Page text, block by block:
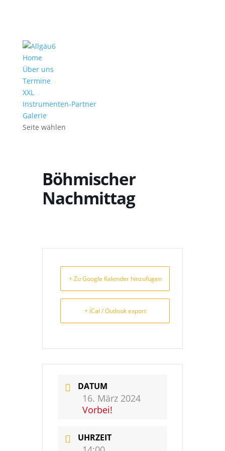
Home
Über uns
Termine
XXL
Instrumenten-Partner
Galerie
Seite wählen
Böhmischer
Nachmittag
+ Zu Google Kalender hinzufügen
+ iCal / Outlook export
DATUM
16. März 2024
Vorbei!
UHRZEIT